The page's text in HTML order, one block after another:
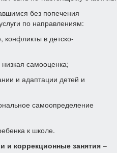
без попечения
по направлениям:
в детско-
самооценка;
и адаптации детей и
самоопределение
к школе.
и коррекционные занятия –